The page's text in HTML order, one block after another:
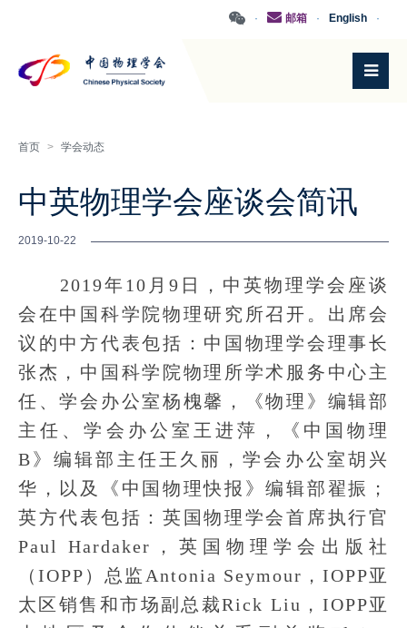
·
English
·
邮箱
·
首页 > 学会动态
中英物理学会座谈会简讯
2019-10-22
2019年10月9日，中英物理学会座谈
会在中国科学院物理研究所召开。出席会
议的中方代表包括：中国物理学会理事长
张杰，中国科学院物理所学术服务中心主
任、学会办公室杨槐馨，《物理》编辑部
主任、学会办公室王进萍，《中国物理
B》编辑部主任王久丽，学会办公室胡兴
华，以及《中国物理快报》编辑部翟振；
英方代表包括：英国物理学会首席执行官
Paul Hardaker，英国物理学会出版社
（IOPP）总监Antonia Seymour，IOPP亚
太区销售和市场副总裁Rick Liu，IOPP亚